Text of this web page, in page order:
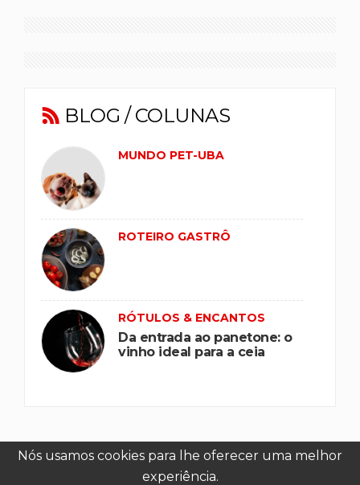
Nós usamos cookies para lhe oferecer uma melhor
experiência.
BLOG / COLUNAS
MUNDO PET-UBA
ROTEIRO GASTRÔ
RÓTULOS & ENCANTOS
Da entrada ao panetone: o
vinho ideal para a ceia